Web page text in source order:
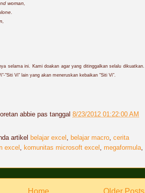
woman,
selama ini. Kami doakan agar yang ditinggalkan selalu dikuatkan.
"Siti Vi" lain yang akan meneruskan kebaikan "Siti Vi".
abbie pas tanggal 8/23/2012 01:22:00 AM
artikel belajar excel , belajar macro, cerita
excel , komunitas microsoft excel , megaformula,
Older Posts
Home